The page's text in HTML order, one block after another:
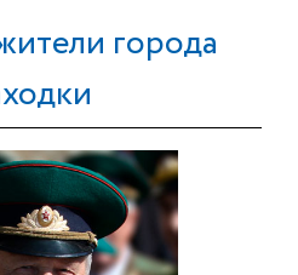
города